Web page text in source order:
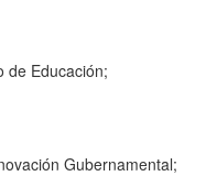
de Educación;
Gubernamental;